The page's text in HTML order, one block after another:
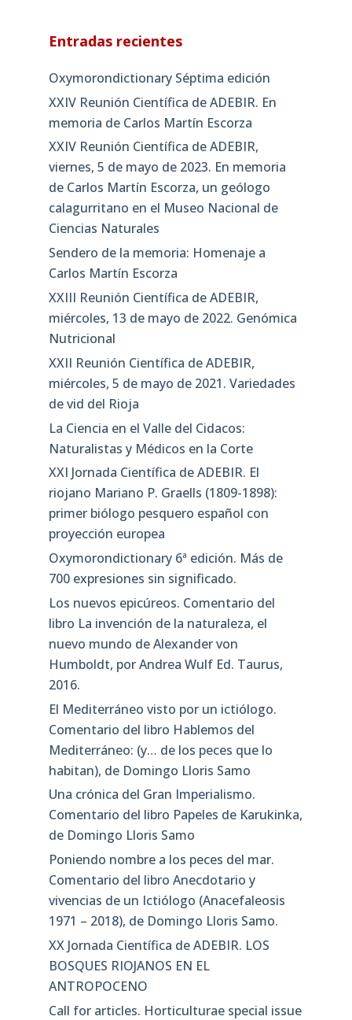
Entradas recientes
Oxymorondictionary Séptima edición
XXIV Reunión Científica de ADEBIR. En
memoria de Carlos Martín Escorza
XXIV Reunión Científica de ADEBIR,
viernes, 5 de mayo de 2023. En memoria
de Carlos Martín Escorza, un geólogo
calagurritano en el Museo Nacional de
Ciencias Naturales
Sendero de la memoria: Homenaje a
Carlos Martín Escorza
XXIII Reunión Científica de ADEBIR,
miércoles, 13 de mayo de 2022. Genómica
Nutricional
XXII Reunión Científica de ADEBIR,
miércoles, 5 de mayo de 2021. Variedades
de vid del Rioja
La Ciencia en el Valle del Cidacos:
Naturalistas y Médicos en la Corte
XXI Jornada Científica de ADEBIR. El
riojano Mariano P. Graells (1809-1898):
primer biólogo pesquero español con
proyección europea
Oxymorondictionary 6ª edición. Más de
700 expresiones sin significado.
Los nuevos epicúreos. Comentario del
libro La invención de la naturaleza, el
nuevo mundo de Alexander von
Humboldt, por Andrea Wulf Ed. Taurus,
2016.
El Mediterráneo visto por un ictiólogo.
Comentario del libro Hablemos del
Mediterráneo: (y… de los peces que lo
habitan), de Domingo Lloris Samo
Una crónica del Gran Imperialismo.
Comentario del libro Papeles de Karukinka,
de Domingo Lloris Samo
Poniendo nombre a los peces del mar.
Comentario del libro Anecdotario y
vivencias de un Ictiólogo (Anacefaleosis
1971 – 2018), de Domingo Lloris Samo.
XX Jornada Científica de ADEBIR. LOS
BOSQUES RIOJANOS EN EL
ANTROPOCENO
Call for articles. Horticulturae special issue